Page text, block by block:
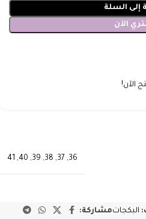
إلى السلة
الآن
الآن!
36
,
37
,
38
,
39
,
40
,
41
البكجاتمشاركة: